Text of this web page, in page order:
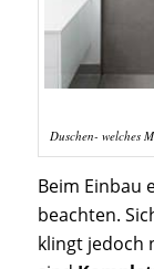
Duschen- welches
Beim Einbau
beachten.
klingt jedoch